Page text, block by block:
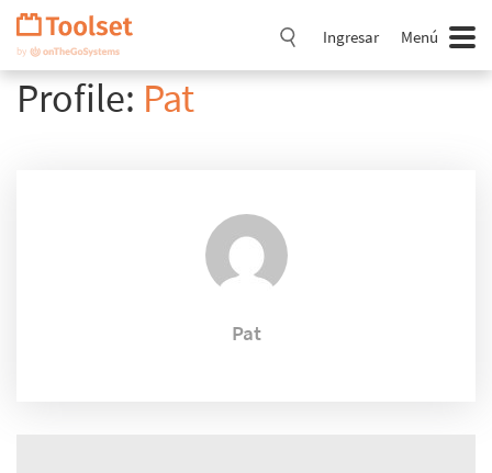
Saltar
navegación
Ingresar Menú
Profile: Pat
Pat